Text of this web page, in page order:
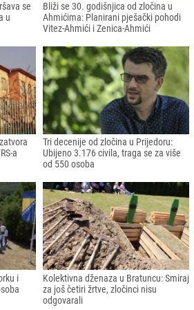
se
u
Bliži se 30. godišnjica od zločina u
Ahmićima: Planirani pješački pohodi
Vitez-Ahmići i Zenica-Ahmići
a
Tri decenije od zločina u Prijedoru:
Ubijeno 3.176 civila, traga se za više
od 550 osoba
i
Kolektivna dženaza u Bratuncu: Smiraj
za još četiri žrtve, zločinci nisu
odgovarali